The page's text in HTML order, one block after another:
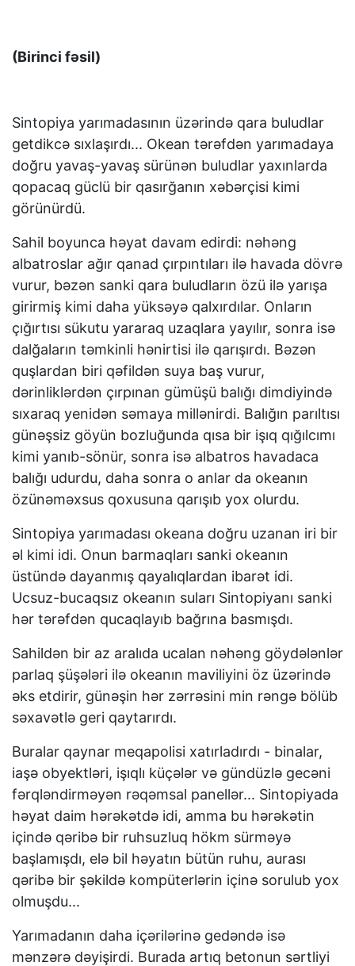
(Birinci fəsil)
Sintopiya yarımadasının üzərində qara buludlar
getdikcə sıxlaşırdı... Okean tərəfdən yarımadaya
doğru yavaş-yavaş sürünən buludlar yaxınlarda
qopacaq güclü bir qasırğanın xəbərçisi kimi
görünürdü.
Sahil boyunca həyat davam edirdi: nəhəng
albatroslar ağır qanad çırpıntıları ilə havada dövrə
vurur, bəzən sanki qara buludların özü ilə yarışa
girirmiş kimi daha yüksəyə qalxırdılar. Onların
çığırtısı sükutu yararaq uzaqlara yayılır, sonra isə
dalğaların təmkinli hənirtisi ilə qarışırdı. Bəzən
quşlardan biri qəfildən suya baş vurur,
dərinliklərdən çırpınan gümüşü balığı dimdiyində
sıxaraq yenidən səmaya millənirdi. Balığın parıltısı
günəşsiz göyün bozluğunda qısa bir işıq qığılcımı
kimi yanıb-sönür, sonra isə albatros havadaca
balığı udurdu, daha sonra o anlar da okeanın
özünəməxsus qoxusuna qarışıb yox olurdu.
Sintopiya yarımadası okeana doğru uzanan iri bir
əl kimi idi. Onun barmaqları sanki okeanın
üstündə dayanmış qayalıqlardan ibarət idi.
Ucsuz-bucaqsız okeanın suları Sintopiyanı sanki
hər tərəfdən qucaqlayıb bağrına basmışdı.
Sahildən bir az aralıda ucalan nəhəng göydələnlər
parlaq şüşələri ilə okeanın maviliyini öz üzərində
əks etdirir, günəşin hər zərrəsini min rəngə bölüb
səxavətlə geri qaytarırdı.
Buralar qaynar meqapolisi xatırladırdı - binalar,
iaşə obyektləri, işıqlı küçələr və gündüzlə gecəni
fərqləndirməyən rəqəmsal panellər... Sintopiyada
həyat daim hərəkətdə idi, amma bu hərəkətin
içində qəribə bir ruhsuzluq hökm sürməyə
başlamışdı, elə bil həyatın bütün ruhu, aurası
qəribə bir şəkildə kompüterlərin içinə sorulub yox
olmuşdu...
Yarımadanın daha içərilərinə gedəndə isə
mənzərə dəyişirdi. Burada artıq betonun sərtliyi